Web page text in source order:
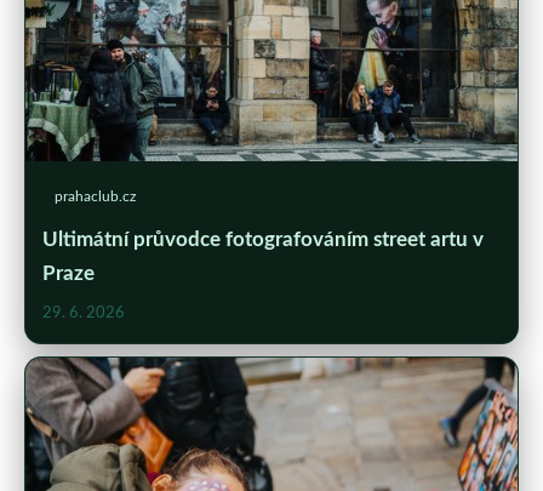
prahaclub.cz
Ultimátní průvodce fotografováním street artu v
Praze
29. 6. 2026